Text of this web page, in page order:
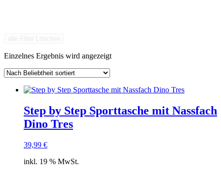
Einzelnes Ergebnis wird angezeigt
Step by Step Sporttasche mit Nassfach
Dino Tres
39,99 €
inkl. 19 % MwSt.